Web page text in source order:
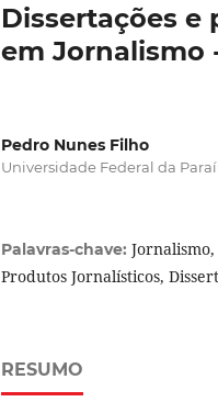
Dissertações e
em Jornalismo
Pedro Nunes Filho
Universidade Federal da
Palavras-chave:
Produtos Jornalísticos,
RESUMO